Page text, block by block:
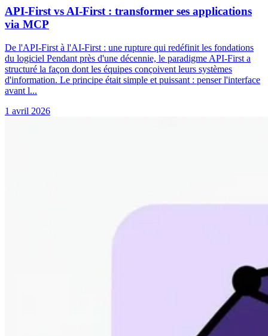
API-First vs AI-First : transformer ses applications
via MCP
De l'API-First à l'AI-First : une rupture qui redéfinit les fondations
du logiciel Pendant près d'une décennie, le paradigme API-First a
structuré la façon dont les équipes conçoivent leurs systèmes
d'information. Le principe était simple et puissant : penser l'interface
avant l...
1 avril 2026